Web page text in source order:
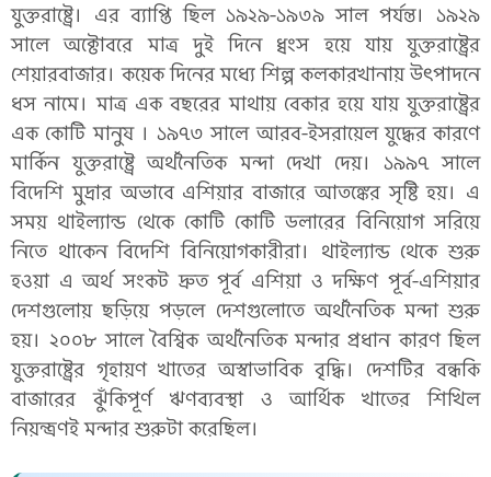
যুক্তরাষ্ট্রে। এর ব্যাপ্তি ছিল ১৯২৯-১৯৩৯ সাল পর্যন্ত। ১৯২৯
সালে অক্টোবরে মাত্র দুই দিনে ধ্বংস হয়ে যায় যুক্তরাষ্ট্রের
শেয়ারবাজার। কয়েক দিনের মধ্যে শিল্প কলকারখানায় উৎপাদনে
ধস নামে। মাত্র এক বছরের মাথায় বেকার হয়ে যায় যুক্তরাষ্ট্রের
এক কোটি মানুষ । ১৯৭৩ সালে আরব-ইসরায়েল যুদ্ধের কারণে
মার্কিন যুক্তরাষ্ট্রে অর্থনৈতিক মন্দা দেখা দেয়। ১৯৯৭ সালে
বিদেশি মুদ্রার অভাবে এশিয়ার বাজারে আতঙ্কের সৃষ্টি হয়। এ
সময় থাইল্যান্ড থেকে কোটি কোটি ডলারের বিনিয়োগ সরিয়ে
নিতে থাকেন বিদেশি বিনিয়োগকারীরা। থাইল্যান্ড থেকে শুরু
হওয়া এ অর্থ সংকট দ্রুত পূর্ব এশিয়া ও দক্ষিণ পূর্ব-এশিয়ার
দেশগুলোয় ছড়িয়ে পড়লে দেশগুলোতে অর্থনৈতিক মন্দা শুরু
হয়। ২০০৮ সালে বৈশ্বিক অর্থনৈতিক মন্দার প্রধান কারণ ছিল
যুক্তরাষ্ট্রের গৃহায়ণ খাতের অস্বাভাবিক বৃদ্ধি। দেশটির বন্ধকি
বাজারের ঝুঁকিপূর্ণ ঋণব্যবস্থা ও আর্থিক খাতের শিখিল
নিয়ন্ত্রণই মন্দার শুরুটা করেছিল।